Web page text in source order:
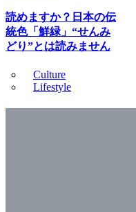
読めますか？日本の伝
統色「鮮緑」“せんみ
どり”とは読みません
Culture
Lifestyle